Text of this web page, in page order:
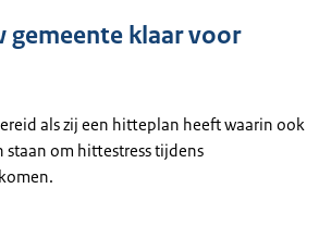
gemeente klaar voor
als zij een hitteplan heeft waarin ook
om hittestress tijdens